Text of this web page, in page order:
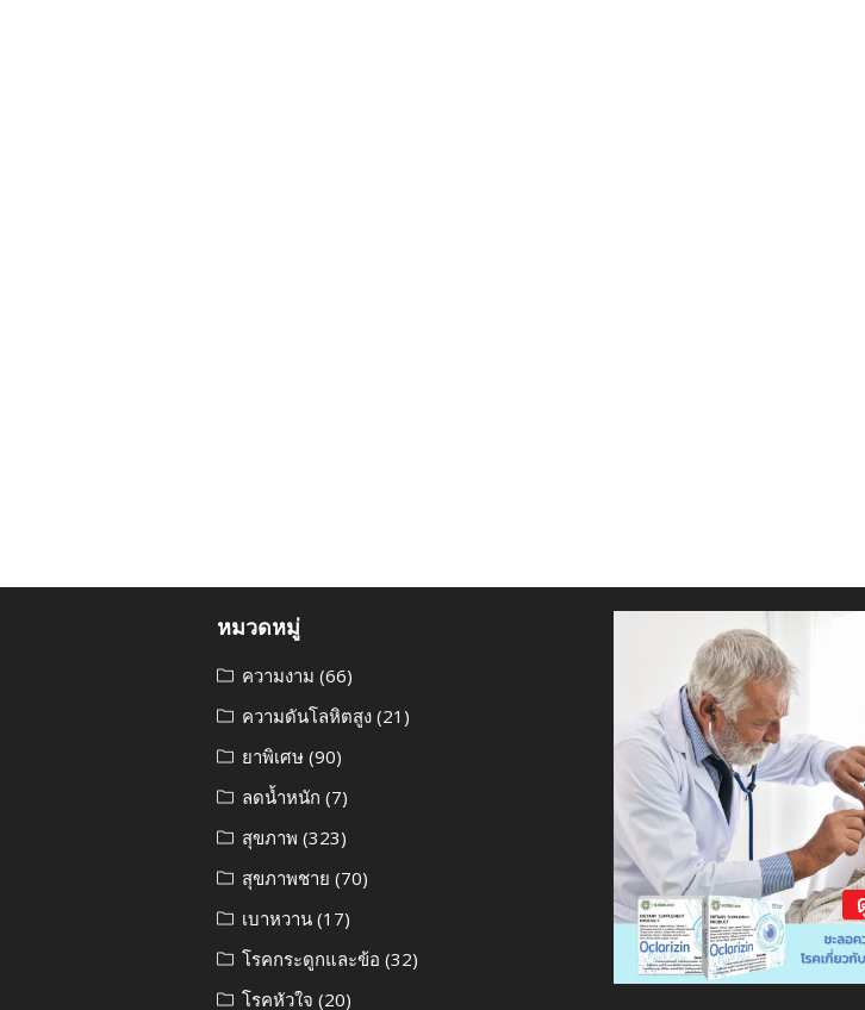
หมวดหมู่
ความงาม (66)
ความดันโลหิตสูง (21)
ยาพิเศษ (90)
ลดน้ำหนัก (7)
สุขภาพ (323)
สุขภาพชาย (70)
เบาหวาน (17)
โรคกระดูกและข้อ (32)
โรคหัวใจ (20)